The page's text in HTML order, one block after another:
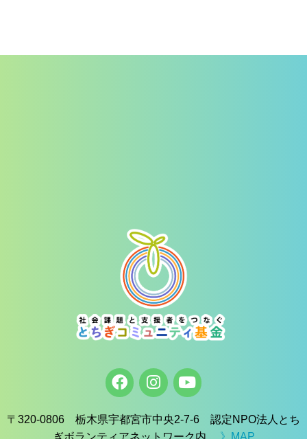
〒320-0806 栃木県宇都宮市中央2-7-6 認定NPO法人とち
ぎボランティアネットワーク内 》MAP